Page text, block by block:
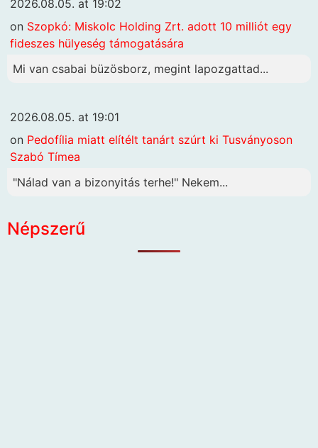
2026.08.05. at 19:02
on Szopkó: Miskolc Holding Zrt. adott 10 milliót egy
fideszes hülyeség támogatására
Mi van csabai büzösborz, megint lapozgattad...
2026.08.05. at 19:01
on Pedofília miatt elítélt tanárt szúrt ki Tusványoson
Szabó Tímea
"Nálad van a bizonyitás terhe!" Nekem...
Népszerű